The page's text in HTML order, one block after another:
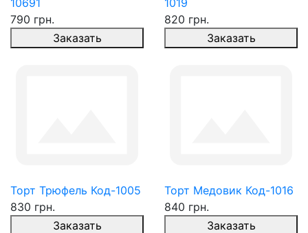
10691
790 грн.
Заказать
1019
820 грн.
Заказать
Торт Трюфель Код-1005
830 грн.
Заказать
Торт Медовик Код-1016
840 грн.
Заказать